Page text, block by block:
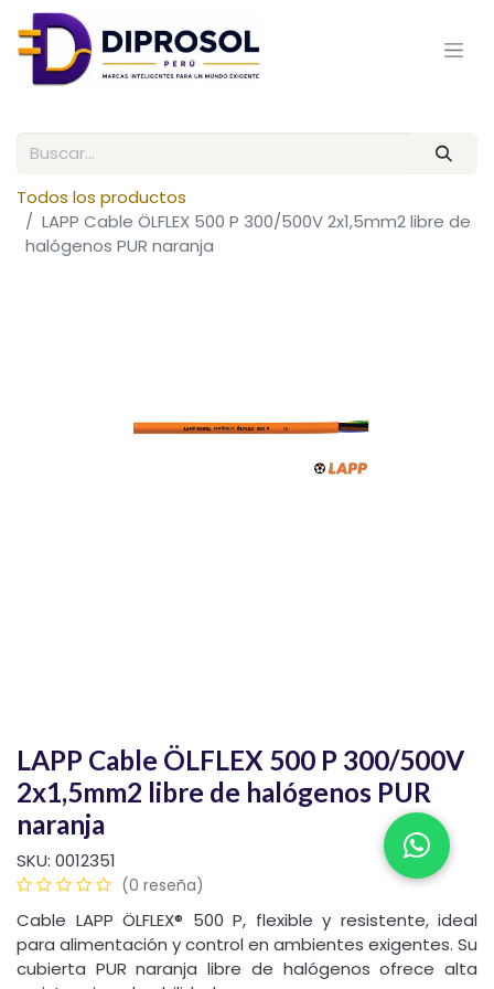
Todos los productos
LAPP Cable ÖLFLEX 500 P 300/500V 2x1,5mm2 libre de
halógenos PUR naranja
LAPP Cable ÖLFLEX 500 P 300/500V
2x1,5mm2 libre de halógenos PUR
naranja
SKU: 0012351
(0 reseña)
Cable LAPP ÖLFLEX® 500 P, flexible y resistente, ideal
para alimentación y control en ambientes exigentes. Su
cubierta PUR naranja libre de halógenos ofrece alta